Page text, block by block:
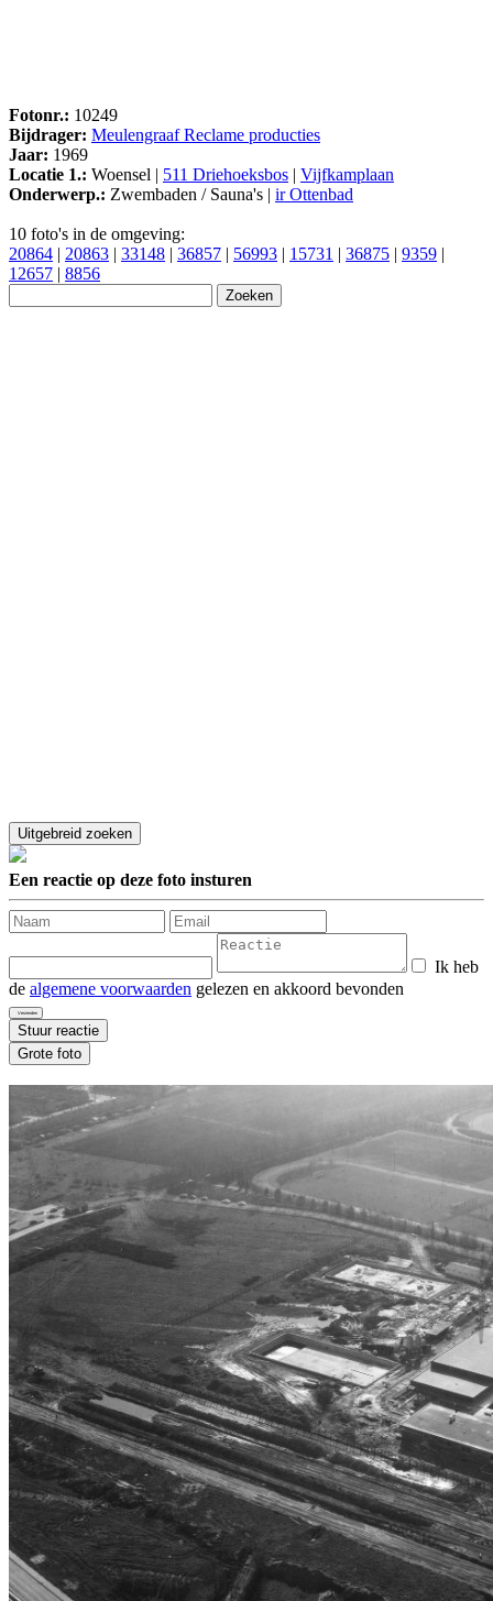
Fotonr.: 10249
Bijdrager: Meulengraaf Reclame producties
Jaar: 1969
Locatie 1.: Woensel | 511 Driehoeksbos | Vijfkamplaan
Onderwerp.: Zwembaden / Sauna's | ir Ottenbad
10 foto's in de omgeving:
20864 | 20863 | 33148 | 36857 | 56993 | 15731 | 36875 | 9359 |
12657 | 8856
Een reactie op deze foto insturen
Ik heb
de algemene voorwaarden gelezen en akkoord bevonden